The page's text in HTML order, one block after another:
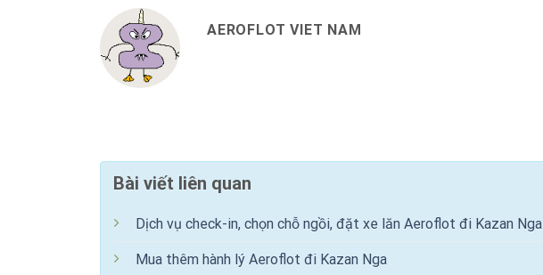
AEROFLOT VIET NAM
Bài viết liên quan
Dịch vụ check-in, chọn chỗ ngồi, đặt xe lăn Aeroflot đi Kazan Nga
Mua thêm hành lý Aeroflot đi Kazan Nga